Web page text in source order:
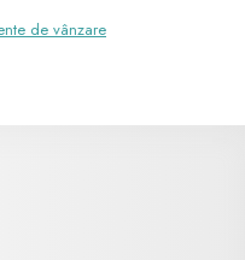
de vânzare